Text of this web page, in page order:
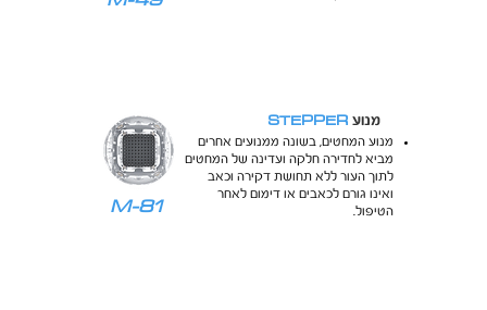
M-81
מנוע STEPPER
מנוע המחטים, בשונה ממנועים אחרים
מביא לחדירה חלקה ועדינה של המחטים
לתוך העור ללא תחושת דקירה וכאב
ואינו גורם לכאבים או דימום לאחר
הטיפול.